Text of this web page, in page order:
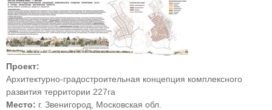
Проект:
Архитектурно-градостроительная концепция комплексного
развития территории 227га
Место: г. Звенигород, Московская обл.